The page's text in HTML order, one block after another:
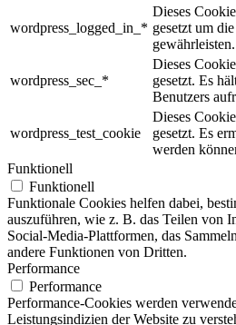
wordpress_logged_in_*
Dieses
gesetzt um
gewährleisten.
wordpress_sec_*
Dieses
gesetzt. Es
Benutzers
wordpress_test_cookie
Dieses
gesetzt. Es
werden
Funktionell
Funktionell
Funktionale Cookies helfen dabei,
auszuführen, wie z. B. das Teilen von
Social-Media-Plattformen, das
andere Funktionen von Dritten.
Performance
Performance
Performance-Cookies werden
Leistungsindizien der Website zu